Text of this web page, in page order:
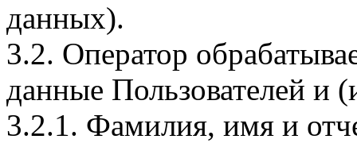
данных).
3.2. Оператор
данные Пользователей и
3.2.1. Фамилия, имя и